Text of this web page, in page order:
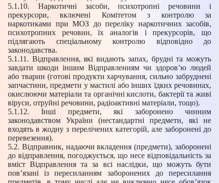
5.1.10. Наркотичні засоби, психотропні речовини і
прекурсори, включені Комітетом з контролю за
наркотиками при МОЗ до переліку наркотичних засобів,
психотропних речовин, їх аналогів і прекурсорів, що
підлягають спеціальному контролю відповідно до
законодавства.
5.1.11. Відправлення, які видають запах, брудні та можуть
завдати шкоди іншим Відправленням чи здоров’ю людей
або тварин (готові продукти харчування, сильно забруднені
запчастини, предмети у мастилі або інших їдких речовинах,
окислюючи матеріали та органічні кислоти, бактерії та живі
віруси, отруйні речовини, радіоактивні матеріали, тощо).
5.1.12. Інші предмети, які заборонено чинним
законодавством України (нестандартні предмети, які не
входять в жодну з перелічених категорій, але заборонені до
перевезення).
5.2. Відправник, надаючи вкладення (предмети), заборонені
до відправлення, погоджується, що несе відповідальність за
вміст Відправлення та за всі наслідки, що можуть бути
пов’язані із пересиланням заборонених до пересилання